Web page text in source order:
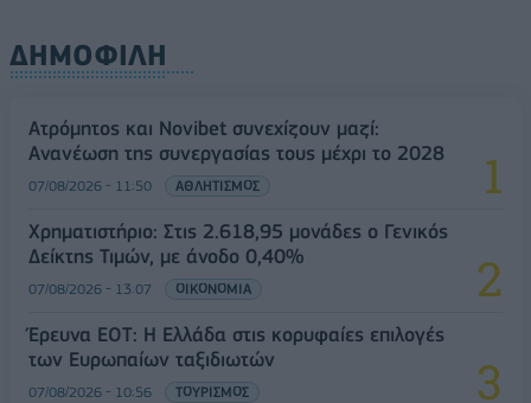
ΔΗΜΟΦΙΛΗ
Ατρόμητος και Novibet συνεχίζουν μαζί:
Ανανέωση της συνεργασίας τους μέχρι το 2028
07/08/2026 - 11:50 ΑΘΛΗΤΙΣΜΟΣ
Χρηματιστήριο: Στις 2.618,95 μονάδες ο Γενικός
Δείκτης Τιμών, με άνοδο 0,40%
07/08/2026 - 13:07 ΟΙΚΟΝΟΜΙΑ
Έρευνα ΕΟΤ: Η Ελλάδα στις κορυφαίες επιλογές
των Ευρωπαίων ταξιδιωτών
07/08/2026 - 10:56 ΤΟΥΡΙΣΜΟΣ